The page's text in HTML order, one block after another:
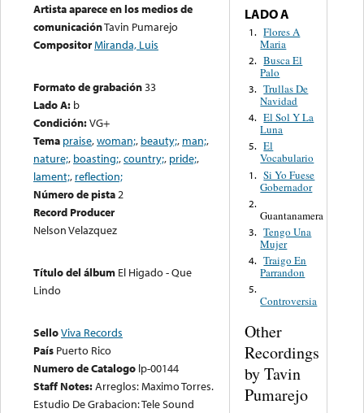
Artista aparece en los medios de
comunicaciónTavin Pumarejo
CompositorMiranda, Luis
Formato de grabación33
Lado A: b
Condición:VG+
Tema praise,woman;, beauty;, man;,
nature;, boasting;,country;, pride;,
lament;, reflection;
Número de pista2
Record Producer
Nelson Velazquez
Título del álbum El Higado - Que
Lindo
SelloViva Records
País Puerto Rico
Numero de Catalogo lp-00144
Staff Notes:Arreglos: Maximo Torres.
Estudio De Grabacion: Tele Sound
LADO A
1. Flores A
Maria
2. Busca El
Palo
3. Trullas De
Navidad
4. El Sol Y La
Luna
5. El
Vocabulario
1. Si Yo Fuese
Gobernador
2.
Guantanamera
3. Tengo Una
Mujer
4. Traigo En
Parrandon
5.
Controversia
Other
Recordings
by Tavin
Pumarejo